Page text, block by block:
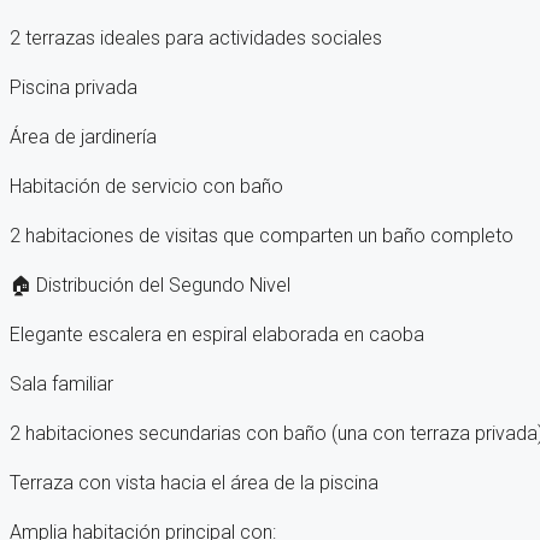
2 terrazas ideales para actividades sociales
Piscina privada
Área de jardinería
Habitación de servicio con baño
2 habitaciones de visitas que comparten un baño completo
🏠 Distribución del Segundo Nivel
Elegante escalera en espiral elaborada en caoba
Sala familiar
2 habitaciones secundarias con baño (una con terraza
Terraza con vista hacia el área de la piscina
Amplia habitación principal con: